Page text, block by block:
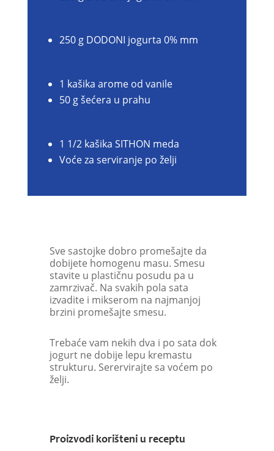
250 g DODONI jogurta 0% mm
1 kašika arome od vanile
50 g šećera u prahu
1 1/2 kašika SITHON meda
Voće za serviranje po želji
Sve sastojke dobro promešajte da
dobijete homogenu masu. Smesu
stavite u plastičnu posudu pa u
zamrzivač. Na svakih pola sata
izvadite i mikserom na najmanjoj
brzini promešajte smesu.
Trebaće vam nekih dva i po sata dok
jogurt ne dobije lepu kremastu
strukturu. Serervirajte sa voćem po
želji.
Proizvodi korišteni u receptu